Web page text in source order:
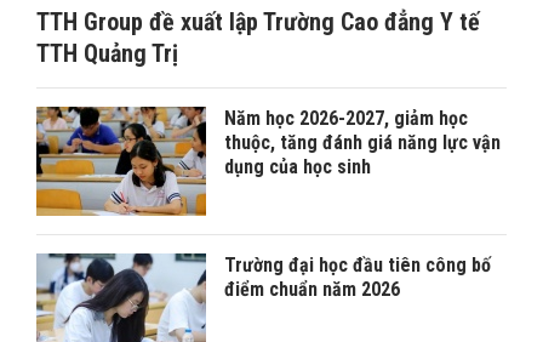
TTH Group đề xuất lập Trường Cao đẳng Y tế
TTH Quảng Trị
Năm học 2026-2027, giảm học
thuộc, tăng đánh giá năng lực vận
dụng của học sinh
Trường đại học đầu tiên công bố
điểm chuẩn năm 2026